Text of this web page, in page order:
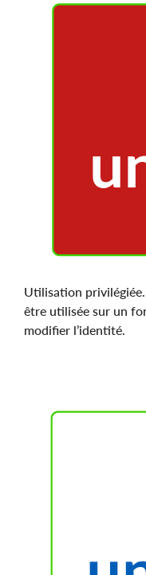
Utilisation
être utilisée sur un
modifier l’identité.